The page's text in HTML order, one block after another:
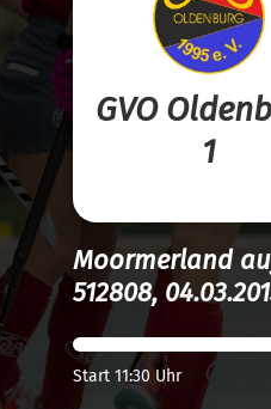
GVO
1
Moormerland
512808,
Start 11:30 Uhr